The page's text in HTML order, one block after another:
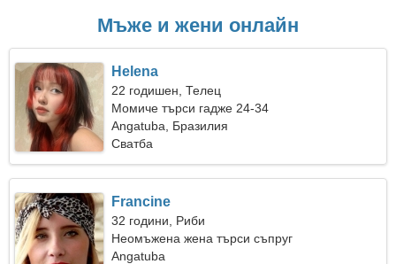
Мъже и жени онлайн
Helena
22 годишен, Телец
Момиче търси гадже 24-34
Angatuba, Бразилия
Сватба
Francine
32 години, Риби
Неомъжена жена търси съпруг
Angatuba